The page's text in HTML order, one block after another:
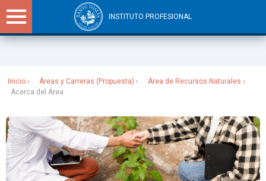
INSTITUTO PROFESIONAL
Inicio Áreas y Carreras (Propuesta)
Área de Recursos Naturales
Acerca del Área